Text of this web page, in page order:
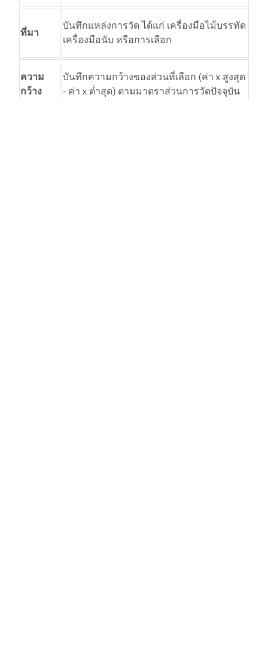
ที่มา
บันทึกแหล่งการวัด ได้แก่ เครื่องมือไม้บรรทัด
เครื่องมือนับ หรือการเลือก
ความ
กว้าง
บันทึกความกว้างของส่วนที่เลือก (ค่า x สูงสุด
- ค่า x ต่ำสุด) ตามมาตราส่วนการวัดปัจจุบัน